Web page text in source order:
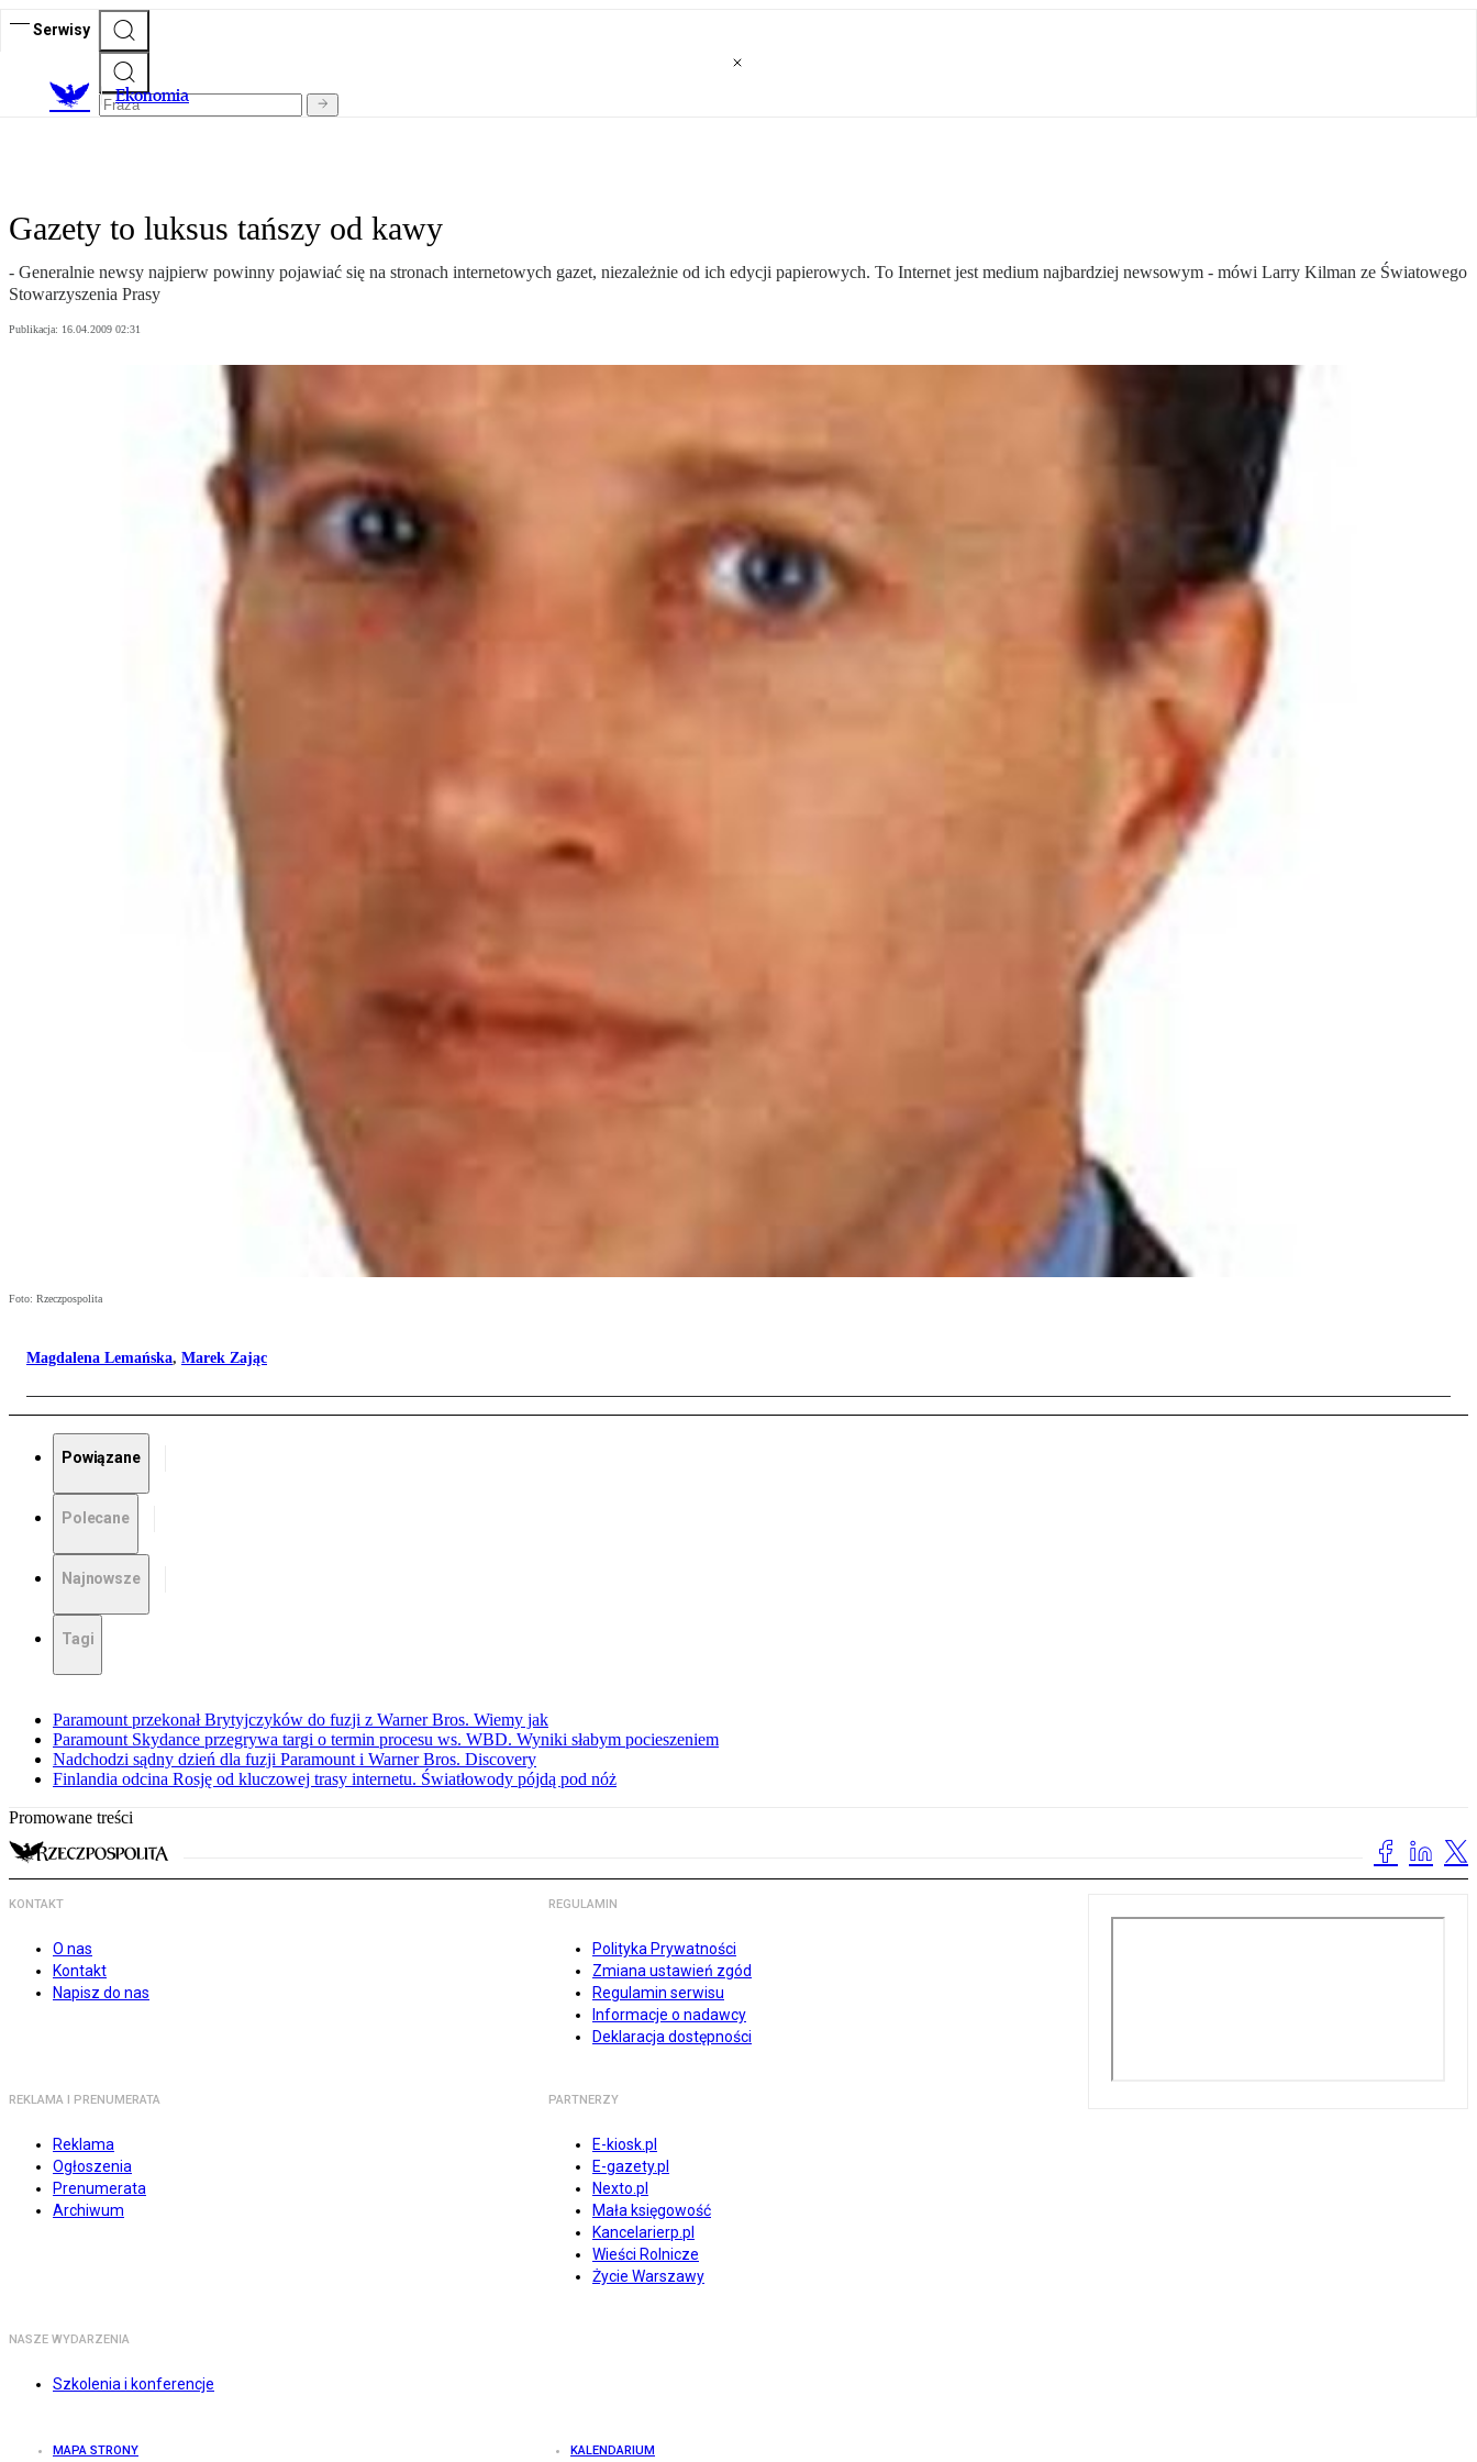
Serwisy
Ekonomia
Gazety to luksus tańszy od kawy
- Generalnie newsy najpierw powinny pojawiać się na stronach internetowych gazet, niezależnie od ich edycji papierowych. To Internet jest medium najbardziej newsowym - mówi Larry Kilman ze Światowego
Stowarzyszenia Prasy
Publikacja: 16.04.2009 02:31
Foto: Rzeczpospolita
Magdalena Lemańska, Marek Zając
Powiązane
Polecane
Najnowsze
Tagi
Paramount przekonał Brytyjczyków do fuzji z Warner Bros. Wiemy jak
Paramount Skydance przegrywa targi o termin procesu ws. WBD. Wyniki słabym pocieszeniem
Nadchodzi sądny dzień dla fuzji Paramount i Warner Bros. Discovery
Finlandia odcina Rosję od kluczowej trasy internetu. Światłowody pójdą pod nóż
Promowane treści
KONTAKT
O nas
Kontakt
Napisz do nas
REGULAMIN
Polityka Prywatności
Zmiana ustawień zgód
Regulamin serwisu
Informacje o nadawcy
Deklaracja dostępności
REKLAMA I PRENUMERATA
Reklama
Ogłoszenia
Prenumerata
Archiwum
PARTNERZY
E-kiosk.pl
E-gazety.pl
Nexto.pl
Mała księgowość
Kancelarierp.pl
Wieści Rolnicze
Życie Warszawy
NASZE WYDARZENIA
Szkolenia i konferencje
MAPA STRONY KALENDARIUM